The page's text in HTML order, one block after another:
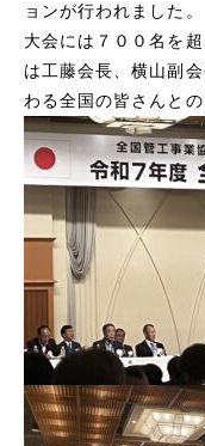
ョンが行われました。
大会には７００名を
は工藤会長、横山副
わる全国の皆さんと